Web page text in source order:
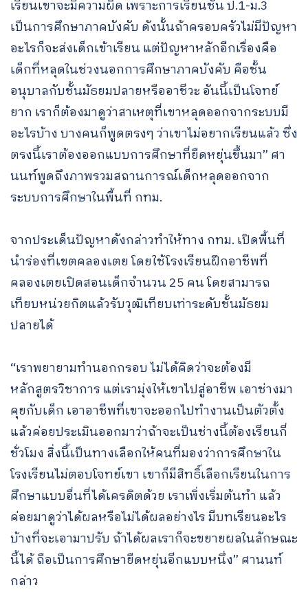
เรียนเขาจะมีความผิด เพราะการเรียนชั้น ป.1-ม.3
เป็นการศึกษาภาคบังคับ ดังนั้นถ้าครอบครัวไม่มีปัญหา
อะไรก็จะส่งเด็กเข้าเรียน แต่ปัญหาหลักอีกเรื่องคือ
เด็กที่หลุดในช่วงนอกการศึกษาภาคบังคับ คือชั้น
อนุบาลกับชั้นมัธยมปลายหรืออาชีวะ อันนี้เป็นโจทย์
ยาก เราก็ต้องมาดูว่าสาเหตุที่เขาหลุดออกจากระบบมี
อะไรบ้าง บางคนก็พูดตรงๆ ว่าเขาไม่อยากเรียนแล้ว ซึ่ง
ตรงนี้เราต้องออกแบบการศึกษาที่ยืดหยุ่นขึ้นมา” ศา
นนท์พูดถึงภาพรวมสถานการณ์เด็กหลุดออกจาก
ระบบการศึกษาในพื้นที่ กทม.
จากประเด็นปัญหาดังกล่าวทำให้ทาง กทม. เปิดพื้นที่
นำร่องที่เขตคลองเตย โดยใช้โรงเรียนฝึกอาชีพที่
คลองเตยเปิดสอนเด็กจำนวน 25 คน โดยสามารถ
เทียบหน่วยกิตแล้วรับวุฒิเทียบเท่าระดับชั้นมัธยม
ปลายได้
“เราพยายามทำนอกกรอบ ไม่ได้คิดว่าจะต้องมี
หลักสูตรวิชาการ แต่เรามุ่งให้เขาไปสู่อาชีพ เอาช่างมา
คุยกับเด็ก เอาอาชีพที่เขาจะออกไปทำงานเป็นตัวตั้ง
แล้วค่อยประเมินออกมาว่าถ้าจะเป็นช่างนี้ต้องเรียนกี่
ชั่วโมง สิ่งนี้เป็นทางเลือกให้คนที่มองว่าการศึกษาใน
โรงเรียนไม่ตอบโจทย์เขา เขาก็มีสิทธิ์เลือกเรียนในการ
ศึกษาแบบอื่นที่ได้เครดิตด้วย เราเพิ่งเริ่มต้นทำ แล้ว
ค่อยมาดูว่าได้ผลหรือไม่ได้ผลอย่างไร มีบทเรียนอะไร
บ้างที่จะเอามาปรับ ถ้าได้ผลเราก็จะขยายผลในลักษณะ
นี้ได้ ถือเป็นการศึกษายืดหยุ่นอีกแบบหนึ่ง” ศานนท์
กล่าว